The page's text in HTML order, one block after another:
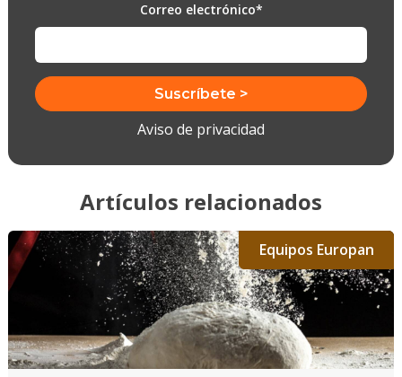
Correo electrónico*
Aviso de privacidad
Artículos relacionados
Equipos Europan